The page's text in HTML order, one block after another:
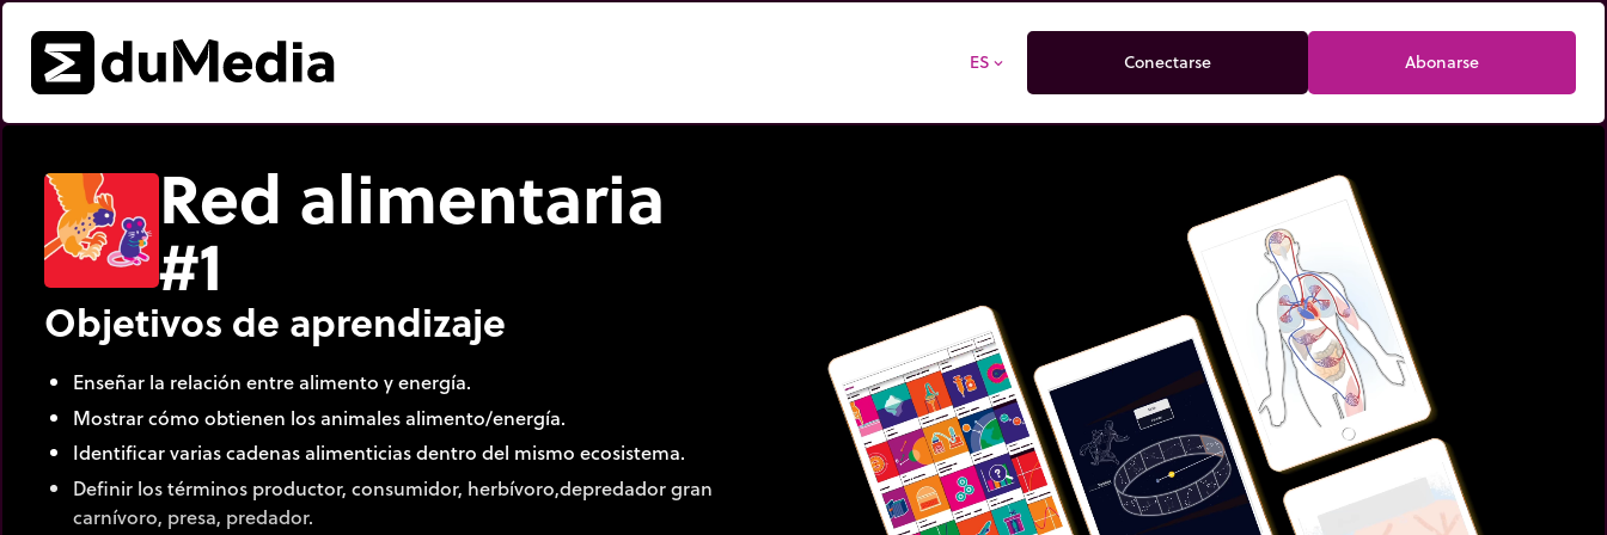
ES expand_more Conectarse Abonarse
Red alimentaria
#1
Objetivos de aprendizaje
Enseñar la relación entre alimento y energía.
Mostrar cómo obtienen los animales alimento/energía.
Identificar varias cadenas alimenticias dentro del mismo ecosistema.
Definir los términos productor, consumidor, herbívoro,depredador gran
carnívoro, presa, predador.